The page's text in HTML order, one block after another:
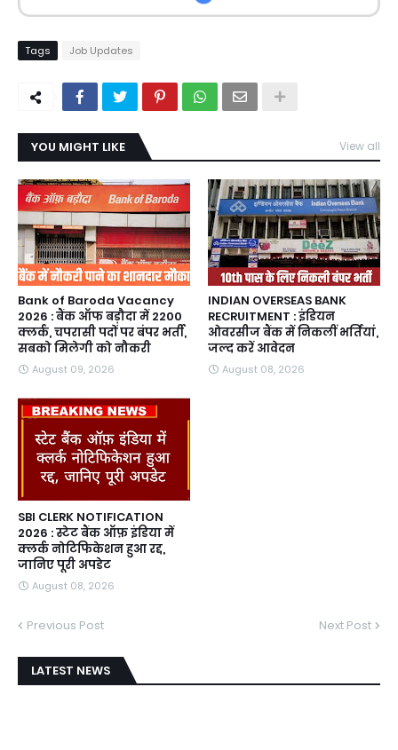
Tags Job Updates
YOU MIGHT LIKE View all
Bank of Baroda Vacancy
2026 : बैंक ऑफ बड़ौदा में 2200
क्लर्क, चपरासी पदों पर बंपर भर्ती,
सबको मिलेगी को नौकरी
August 09, 2026
INDIAN OVERSEAS BANK
RECRUITMENT : इंडियन
ओवरसीज बैंक में निकलीं भर्तियां,
जल्द करें आवेदन
August 08, 2026
SBI CLERK NOTIFICATION
2026 : स्टेट बैंक ऑफ़ इंडिया में
क्लर्क नोटिफिकेशन हुआ रद्द,
जानिए पूरी अपडेट
August 08, 2026
Previous Post Next Post
LATEST NEWS